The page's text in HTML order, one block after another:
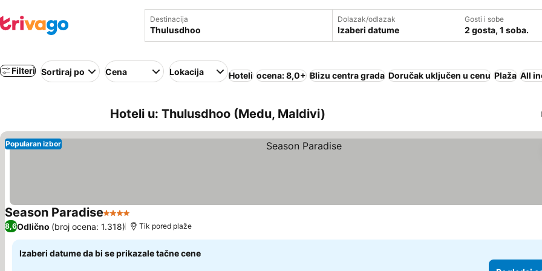
Destinacija Dolazak/odlazak
Izaberi datume
Gosti i sobe
2 gosta, 1 soba.
Filteri Sortiraj po Cena Lokacija Hoteli ocena: 8,0+ Blizu centra grada Doručak uključen u cenu Plaža All
Hoteli u: Thulusdhoo (Medu, Maldivi)
Popularan izbor
Season Paradise4 Zvezdice
8,6Odlično (broj ocena: 1.318) Tik pored plaže
Izaberi datume da bi se prikazale tačne cene